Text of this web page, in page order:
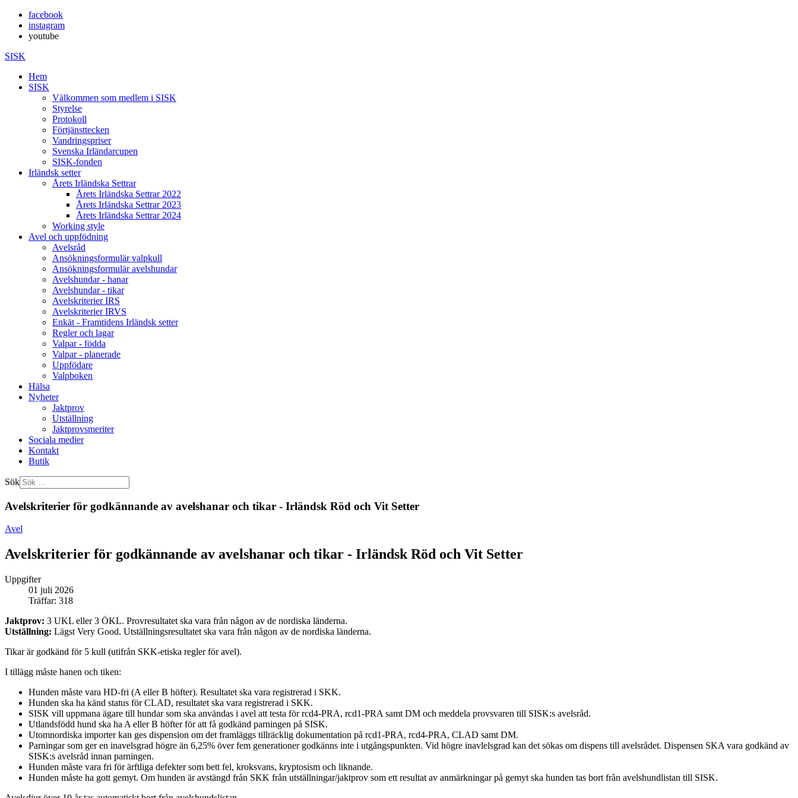
facebook
instagram
youtube
SISK
Hem
SISK
Välkommen som medlem i SISK
Styrelse
Protokoll
Förtjänsttecken
Vandringspriser
Svenska Irländarcupen
SISK-fonden
Irländsk setter
Årets Irländska Settrar
Årets Irländska Settrar 2022
Årets Irländska Settrar 2023
Årets Irländska Settrar 2024
Working style
Avel och uppfödning
Avelsråd
Ansökningsformulär valpkull
Ansökningsformulär avelshundar
Avelshundar - hanar
Avelshundar - tikar
Avelskriterier IRS
Avelskriterier IRVS
Enkät - Framtidens Irländsk setter
Regler och lagar
Valpar - födda
Valpar - planerade
Uppfödare
Valpboken
Hälsa
Nyheter
Jaktprov
Utställning
Jaktprovsmeriter
Sociala medier
Kontakt
Butik
Sök
Avelskriterier för godkännande av avelshanar och tikar - Irländsk Röd och Vit Setter
Avel
Avelskriterier för godkännande av avelshanar och tikar - Irländsk Röd och Vit Setter
Uppgifter
01 juli 2026
Träffar: 318
Jaktprov: 3 UKL eller 3 ÖKL. Provresultatet ska vara från någon av de nordiska länderna.
Utställning: Lägst Very Good. Utställningsresultatet ska vara från någon av de nordiska länderna.
Tikar är godkänd för 5 kull (utifrån SKK-etiska regler för avel).
I tillägg måste hanen och tiken:
Hunden måste vara HD-fri (A eller B höfter). Resultatet ska vara registrerad i SKK.
Hunden ska ha känd status för CLAD, resultatet ska vara registrerad i SKK.
SISK vill uppmana ägare till hundar som ska användas i avel att testa för rcd4-PRA, rcd1-PRA samt DM och meddela provsvaren till SISK:s avelsråd.
Utlandsfödd hund ska ha A eller B höfter för att få godkänd parningen på SISK.
Utomnordiska importer kan ges dispension om det framläggs tillräcklig dokumentation på rcd1-PRA, rcd4-PRA, CLAD samt DM.
Parningar som ger en inavelsgrad högre än 6,25% över fem generationer godkänns inte i utgångspunkten. Vid högre inavlelsgrad kan det sökas om dispens till avelsrådet. Dispensen SKA vara godkänd av
SISK:s avelsråd innan parningen.
Hunden måste vara fri för ärftliga defekter som bett fel, kroksvans, kryptosism och liknande.
Hunden måste ha gott gemyt. Om hunden är avstängd från SKK från utställningar/jaktprov som ett resultat av anmärkningar på gemyt ska hunden tas bort från avelshundlistan till SISK.